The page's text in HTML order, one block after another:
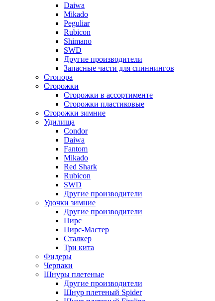
Daiwa
Mikado
Peguliar
Rubicon
Shimano
SWD
Другие производители
Запасные части для спиннингов
Стопора
Сторожки
Сторожки в ассортименте
Сторожки пластиковые
Сторожки зимние
Удилища
Condor
Daiwa
Fantom
Mikado
Red Shark
Rubicon
SWD
Другие производители
Удочки зимние
Другие производители
Пирс
Пирс-Мастер
Сталкер
Три кита
Фидеры
Черпаки
Шнуры плетеные
Другие производители
Шнур плетеный Spider